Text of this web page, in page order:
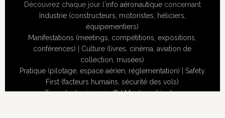
Découvrez chaque jour l'info aéronautiqueconcernant
Industrie (constructeurs, motoristes, héliciers,
équipementiers)
Manifestations (meetings, compétitions, expositions,
conférences)
Culture (livres, cinéma, aviation de
collection, musées)
Pratique (pilotage, espace aérien, réglementation) |Safety
First (facteurs humains, sécurité des vols)
Tous droits réservés ® |Mentions légales